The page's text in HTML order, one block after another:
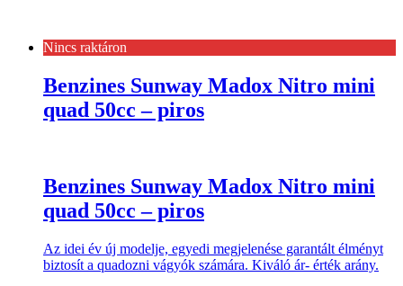
Nincs raktáron
Benzines Sunway Madox Nitro mini
quad 50cc – piros
Benzines Sunway Madox Nitro mini
quad 50cc – piros
Az idei év új modelje, egyedi megjelenése garantált élményt
biztosít a quadozni vágyók számára. Kiváló ár- érték arány.